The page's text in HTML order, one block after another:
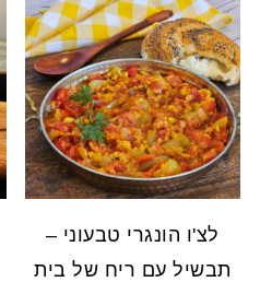
לצ'ו הונגרי טבעוני –
תבשיל עם ריח של בית